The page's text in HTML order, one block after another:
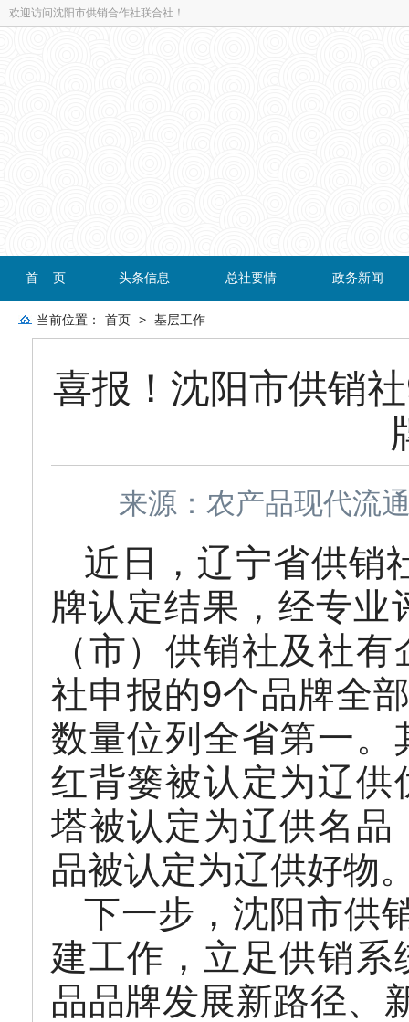
欢迎访问沈阳市供销合作社联合社！
首 页 头条信息 总社要情 政务新闻
当前位置： 首页 > 基层工作
喜报！沈阳市供销
来源：农产品现代流
近日，辽宁省供销
牌认定结果，经专业
（市）供销社及社
社申报的9个品牌全
数量位列全省第一
红背篓被认定为辽
塔被认定为辽供名
品被认定为辽供好物
下一步，沈阳市供
建工作，立足供销
品品牌发展新路径、